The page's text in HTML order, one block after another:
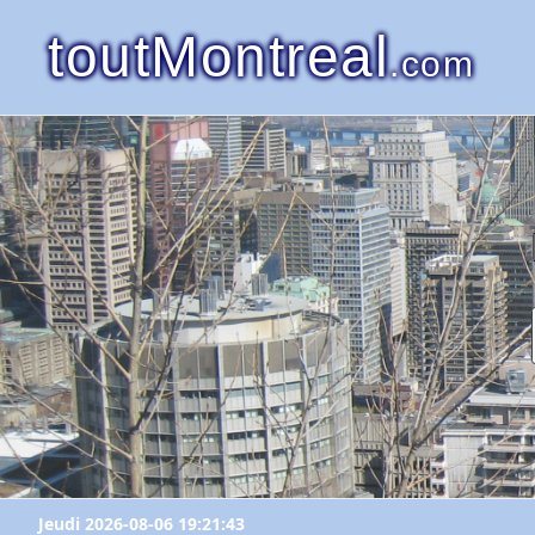
toutMontreal.com
Jeudi 2026-08-06 19:21:43